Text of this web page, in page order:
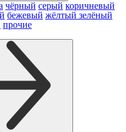
чёрный серый коричневый
бежевый жёлтый зелёный
прочие